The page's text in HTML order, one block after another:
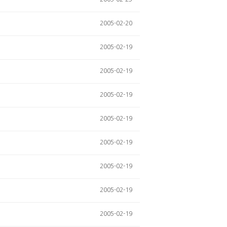
2005-02-20
2005-02-19
2005-02-19
2005-02-19
2005-02-19
2005-02-19
2005-02-19
2005-02-19
2005-02-19